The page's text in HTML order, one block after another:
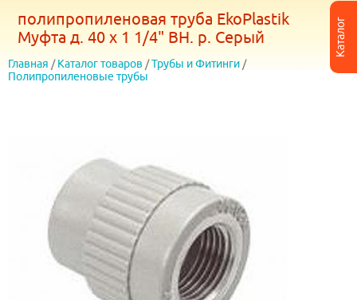
Каталог
полипропиленовая труба EkoPlastik
Муфта д. 40 х 1 1/4" ВН. р. Серый
Главная / Каталог товаров /Трубы и Фитинги /
Полипропиленовые трубы